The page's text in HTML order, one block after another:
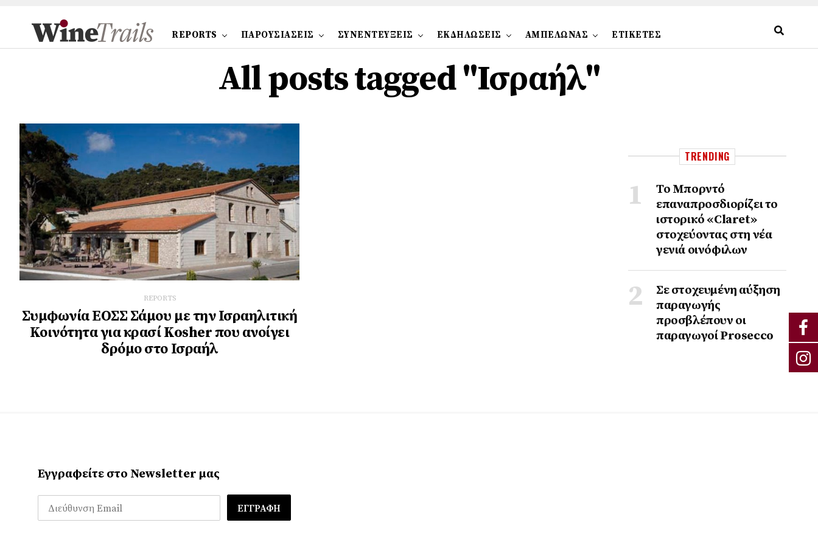
REPORTS ΠΑΡΟΥΣΙΑΣΕΙΣ ΣΥΝΕΝΤΕΥΞΕΙΣ ΕΚΔΗΛΩΣΕΙΣ ΑΜΠΕΛΩΝΑΣ ΕΤΙΚΕΤΕΣ
All posts tagged "Ισραήλ"
REPORTS
Συμφωνία ΕΟΣΣ Σάμου με την Ισραηλιτική
Κοινότητα για κρασί Kosher που ανοίγει
δρόμο στο Ισραήλ
TRENDING
Το Μπορντό
επαναπροσδιορίζει το
ιστορικό «Claret»
στοχεύοντας στη νέα
γενιά οινόφιλων
Σε στοχευμένη αύξηση
παραγωγής
προσβλέπουν οι
παραγωγοί Prosecco
Εγγραφείτε στο Newsletter μας